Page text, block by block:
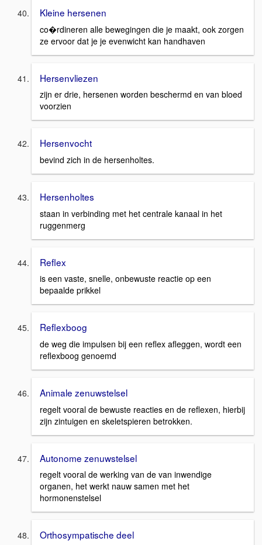
Kleine hersenen
co�rdineren alle bewegingen die je maakt, ook zorgen
ze ervoor dat je je evenwicht kan handhaven
Hersenvliezen
zijn er drie, hersenen worden beschermd en van bloed
voorzien
Hersenvocht
bevind zich in de hersenholtes.
Hersenholtes
staan in verbinding met het centrale kanaal in het
ruggenmerg
Reflex
is een vaste, snelle, onbewuste reactie op een
bepaalde prikkel
Reflexboog
de weg die impulsen bij een reflex afleggen, wordt een
reflexboog genoemd
Animale zenuwstelsel
regelt vooral de bewuste reacties en de reflexen, hierbij
zijn zintuigen en skeletspieren betrokken.
Autonome zenuwstelsel
regelt vooral de werking van de van inwendige
organen, het werkt nauw samen met het
hormonenstelsel
Orthosympatische deel